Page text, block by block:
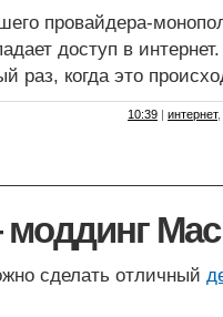
провайдера-
доступ в
раз, когда это
10:39 | интернет,
сделать отличный